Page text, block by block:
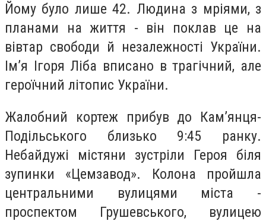
Йому було лише 42. Людина з мріями, з
планами на життя - він поклав це на
вівтар свободи й незалежності України.
Ім’я Ігоря Ліба вписано в трагічний, але
героїчний літопис України.
Жалобний кортеж прибув до Кам’янця-
Подільського близько 9:45 ранку.
Небайдужі містяни зустріли Героя біля
зупинки «Цемзавод». Колона пройшла
центральними вулицями міста -
проспектом Грушевського, вулицею